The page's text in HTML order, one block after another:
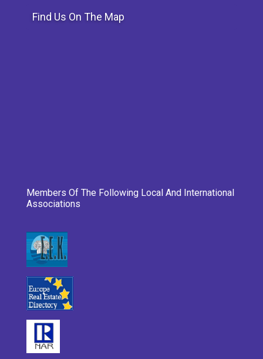
Find Us On The Map
Members Of The Following Local And International
Associations